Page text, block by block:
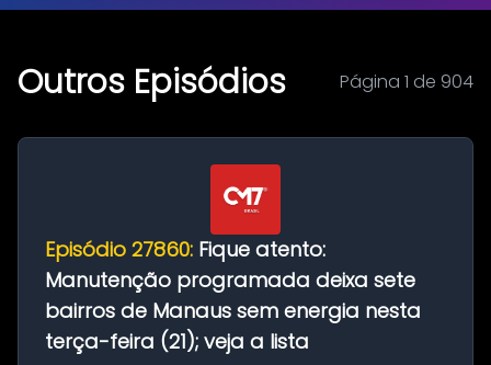
Outros Episódios Página 1 de 904
Episódio 27860: Fique atento:
Manutenção programada deixa sete
bairros de Manaus sem energia nesta
terça-feira (21); veja a lista